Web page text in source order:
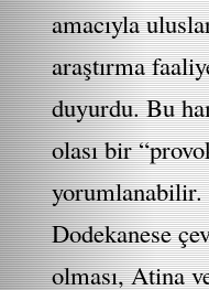
amacıyla
araştırma
duyurdu. Bu
olası bir
Dodekanese
olması, Atina